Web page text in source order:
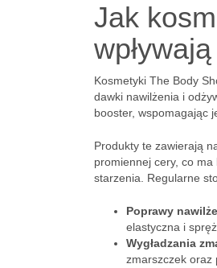
Jak
Kosmetyki The Body
dawki nawilżenia i
booster, wspomagając
Produkty te zawierają
promiennej cery, co
starzenia. Regularne
Poprawy
elastyczna i
Wygładzania
zmarszczek oraz